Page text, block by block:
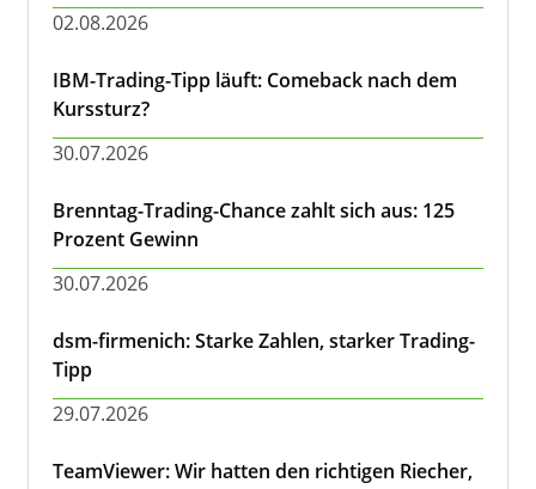
02.08.2026
IBM-Trading-Tipp läuft: Comeback nach dem
Kurssturz?
30.07.2026
Brenntag-Trading-Chance zahlt sich aus: 125
Prozent Gewinn
30.07.2026
dsm-firmenich: Starke Zahlen, starker Trading-
Tipp
29.07.2026
TeamViewer: Wir hatten den richtigen Riecher,